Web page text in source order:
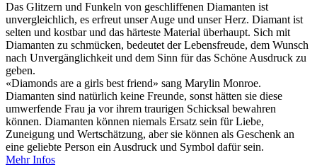
Das Glitzern und Funkeln von geschliffenen Diamanten ist
unvergleichlich, es erfreut unser Auge und unser Herz. Diamant ist
selten und kostbar und das härteste Material überhaupt. Sich mit
Diamanten zu schmücken, bedeutet der Lebensfreude, dem Wunsch
nach Unvergänglichkeit und dem Sinn für das Schöne Ausdruck zu
geben.
«Diamonds are a girls best friend» sang Marylin Monroe.
Diamanten sind natürlich keine Freunde, sonst hätten sie diese
umwerfende Frau ja vor ihrem traurigen Schicksal bewahren
können. Diamanten können niemals Ersatz sein für Liebe,
Zuneigung und Wertschätzung, aber sie können als Geschenk an
eine geliebte Person ein Ausdruck und Symbol dafür sein.
Mehr Infos